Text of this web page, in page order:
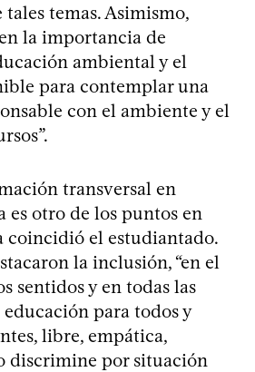
tales temas. Asimismo,
la importancia de
ambiental y el
para contemplar una
con el ambiente y el
transversal en
es otro de los puntos en
coincidió el estudiantado.
la inclusión, “en el
sentidos y en todas las
para todos y
libre, empática,
discrimine por situación